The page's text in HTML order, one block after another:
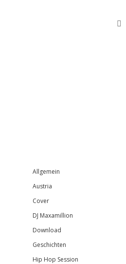
Sidebar
Allgemein
Austria
Cover
DJ Maxamillion
Download
Geschichten
Hip Hop Session